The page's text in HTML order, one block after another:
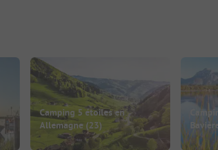
Camping 5 étoiles en
Allemagne (23)